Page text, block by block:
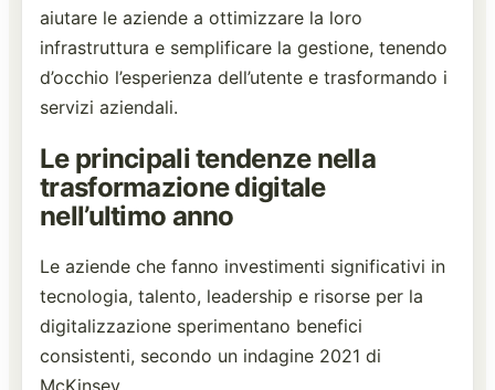
aiutare le aziende a ottimizzare la loro
infrastruttura e semplificare la gestione, tenendo
d’occhio l’esperienza dell’utente e trasformando i
servizi aziendali.
Le principali tendenze nella
trasformazione digitale
nell’ultimo anno
Le aziende che fanno investimenti significativi in
tecnologia, talento, leadership e risorse per la
digitalizzazione sperimentano benefici
consistenti, secondo un indagine 2021 di